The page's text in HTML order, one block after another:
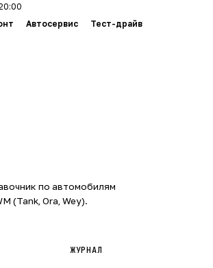
Автосервис Тест-драйв
по автомобилям
(Tank, Ora, Wey).
ЖУРНАЛ